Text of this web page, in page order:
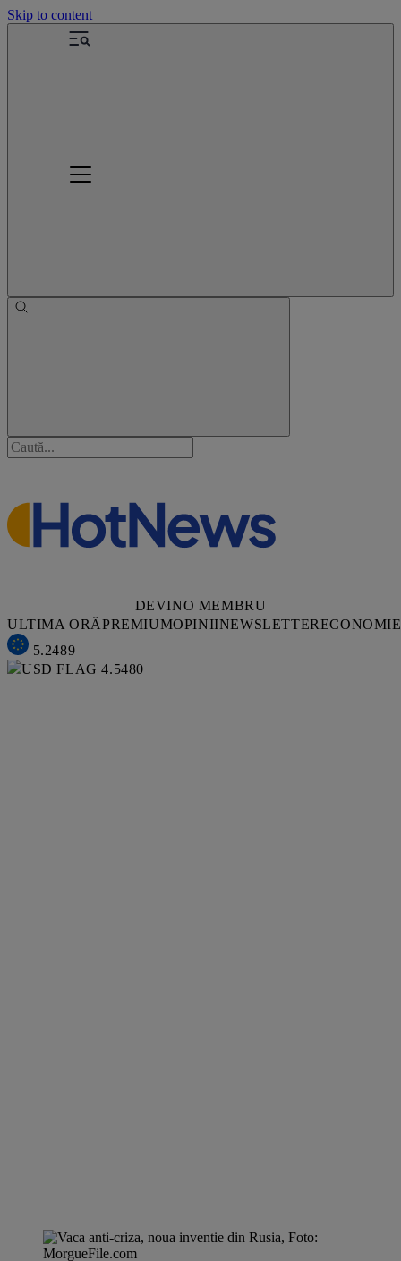
Skip to content
DEVINO MEMBRU
ULTIMA ORĂPREMIUMOPINIINEWSLETTERECONOMIE
5.2489
4.5480